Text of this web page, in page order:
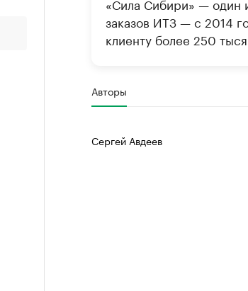
заказов ИТЗ — с 2014
клиенту более 250
Авторы
Сергей Авдеев